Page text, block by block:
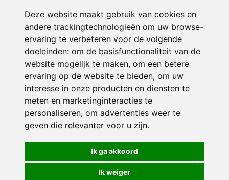
Deze website maakt gebruik van cookies en
andere trackingtechnologieën om uw browse-
ervaring te verbeteren voor de volgende
doeleinden: om de basisfunctionaliteit van de
website mogelijk te maken, om een betere
ervaring op de website te bieden, om uw
interesse in onze producten en diensten te
meten en marketinginteracties te
personaliseren, om advertenties weer te
geven die relevanter voor u zijn.
Ik ga akkoord
Ik weiger
© 2026 ’t Palet Holy | Alle rechten voorbehouden
Privacy policy|Disclaimer| Klachtenregeling|RSIN en Anbi
voorkeuren
Crealisatie The MindOffice